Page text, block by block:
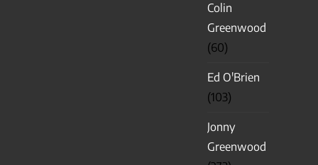
Colin
Greenwood
(60)
Ed O'Brien
(103)
Jonny
Greenwood